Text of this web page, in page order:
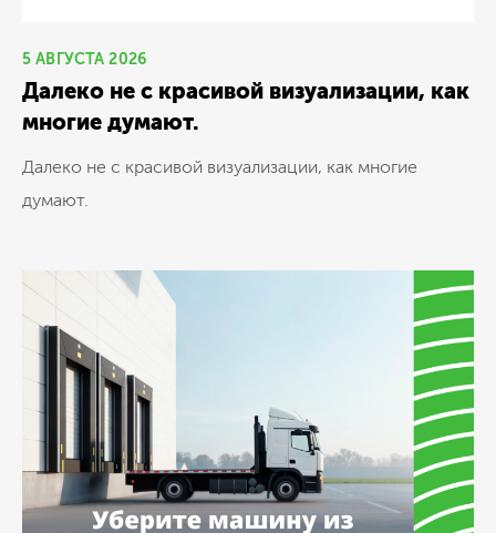
5 АВГУСТА 2026
Далеко не с красивой визуализации, как
многие думают.
Далеко не с красивой визуализации, как многие
думают.